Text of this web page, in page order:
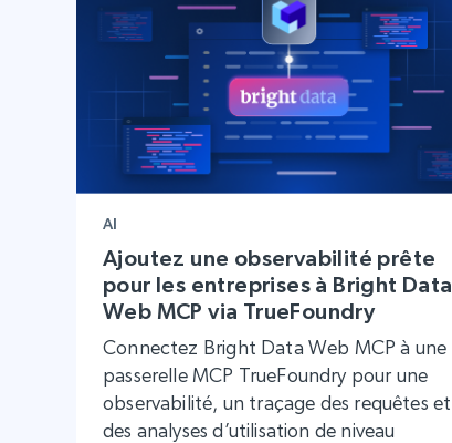
AI
Ajoutez une observabilité prête
pour les entreprises à Bright Data
Web MCP via TrueFoundry
Connectez Bright Data Web MCP à une
passerelle MCP TrueFoundry pour une
observabilité, un traçage des requêtes et
des analyses d’utilisation de niveau